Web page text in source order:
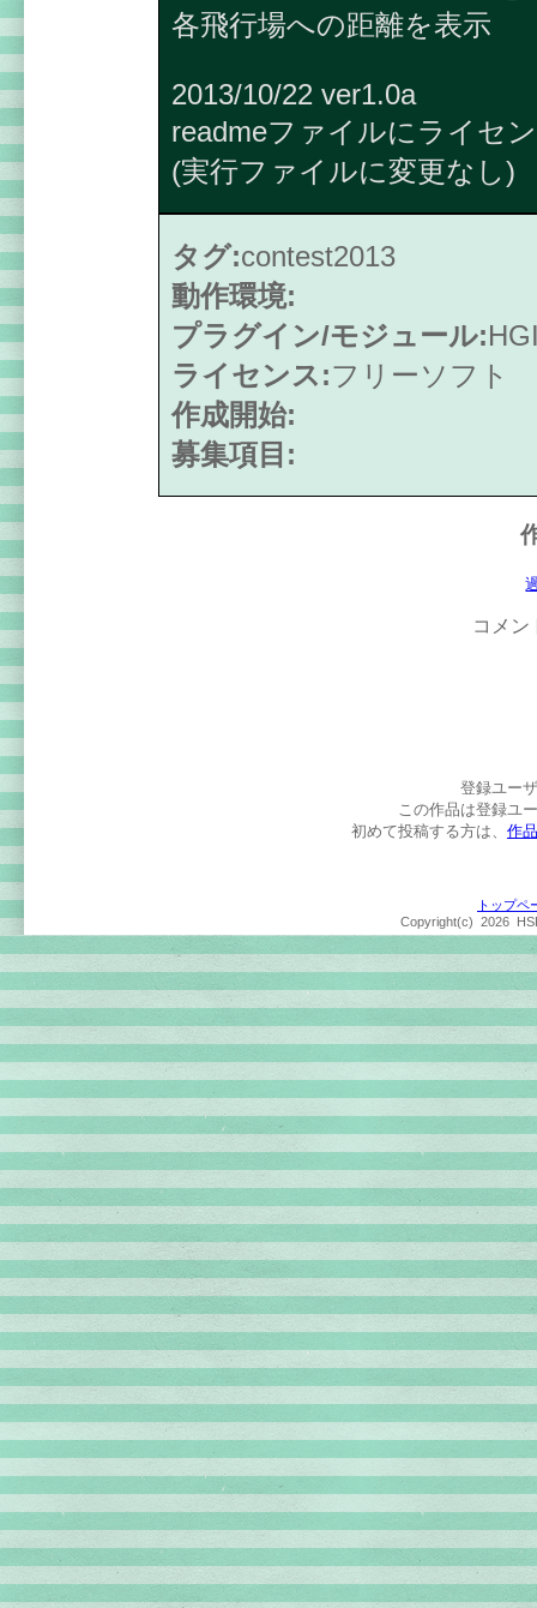
各飛行場への距離を表示
2013/10/22 ver1.0a
readmeファイルにライセ
(実行ファイルに変更なし)
タグ:contest2013
動作環境:
プラグイン/モジュール:
ライセンス:フリーソフト
作成開始:
募集項目:
コメン
登録ユー
この作品は登録ユ
初めて投稿する方は、 作
トップペ
Copyright(c)2026